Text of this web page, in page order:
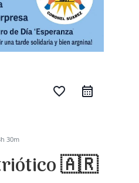
favorite_border
30m
🇦🇷